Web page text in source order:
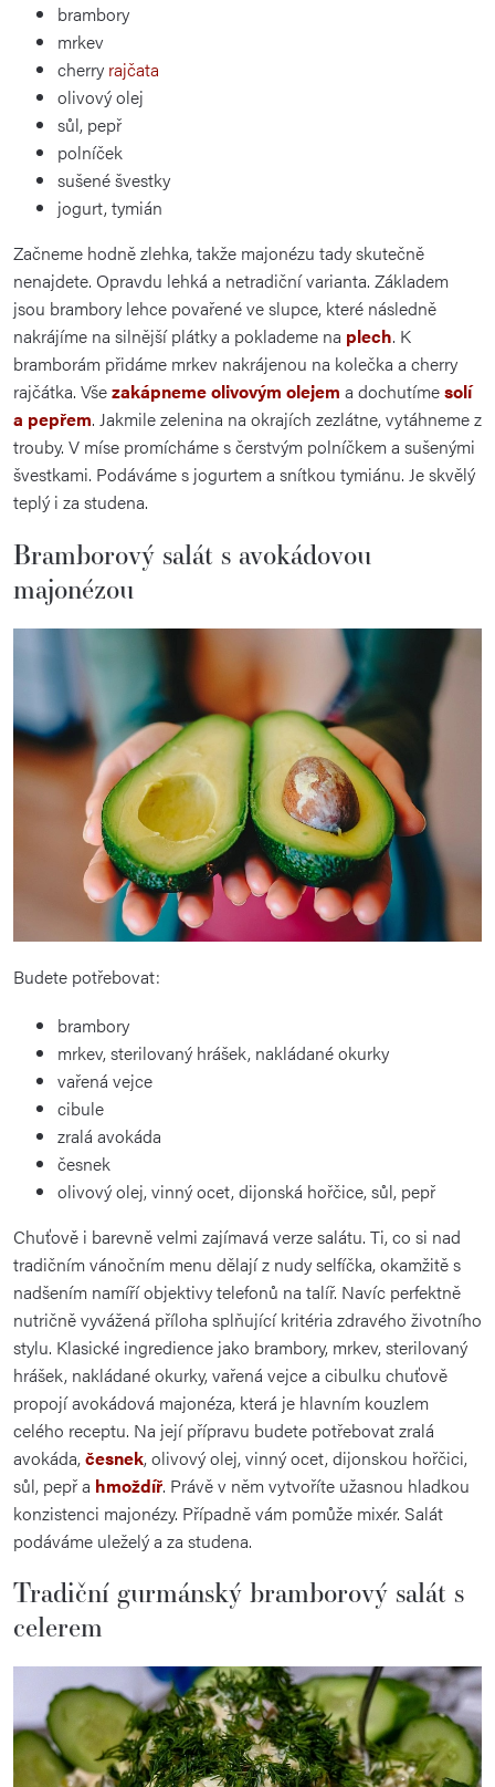
brambory
mrkev
cherry rajčata
olivový olej
sůl, pepř
polníček
sušené švestky
jogurt, tymián
Začneme hodně zlehka, takže majonézu tady skutečně
nenajdete. Opravdu lehká a netradiční varianta. Základem
jsou brambory lehce povařené ve slupce, které následně
nakrájíme na silnější plátky a poklademe na plech. K
bramborám přidáme mrkev nakrájenou na kolečka a cherry
rajčátka. Všezakápneme olivovým olejem a dochutímesolí
a pepřem. Jakmile zelenina na okrajích zezlátne, vytáhneme z
trouby. V míse promícháme s čerstvým polníčkem a sušenými
švestkami. Podáváme s jogurtem a snítkou tymiánu. Je skvělý
teplý i za studena.
Bramborový salát s avokádovou
majonézou
Budete potřebovat:
brambory
mrkev, sterilovaný hrášek, nakládané okurky
vařená vejce
cibule
zralá avokáda
česnek
olivový olej, vinný ocet, dijonská hořčice, sůl, pepř
Chuťově i barevně velmi zajímavá verze salátu. Ti, co si nad
tradičním vánočním menu dělají z nudy selfíčka, okamžitě s
nadšením namíří objektivy telefonů na talíř. Navíc perfektně
nutričně vyvážená příloha splňující kritéria zdravého životního
stylu. Klasické ingredience jako brambory, mrkev, sterilovaný
hrášek, nakládané okurky, vařená vejce a cibulku chuťově
propojí avokádová majonéza, která je hlavním kouzlem
celého receptu. Na její přípravu budete potřebovat zralá
avokáda,česnek, olivový olej, vinný ocet, dijonskou hořčici,
sůl, pepř a hmoždíř. Právě v něm vytvoříte užasnou hladkou
konzistenci majonézy. Případně vám pomůže mixér. Salát
podáváme uleželý a za studena.
Tradiční gurmánský bramborový salát s
celerem